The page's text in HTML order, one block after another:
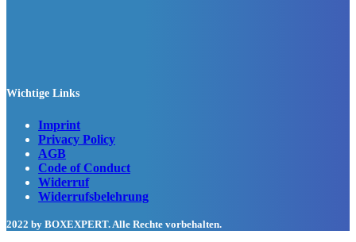
Wichtige Links
Imprint
Privacy Policy
AGB
Code of Conduct
Widerruf
Widerrufsbelehrung
2022 by BOXEXPERT. Alle Rechte vorbehalten.